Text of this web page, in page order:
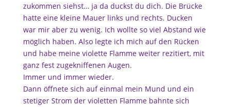
zukommen siehst… ja da duckst du dich. Die Brücke
hatte eine kleine Mauer links und rechts. Ducken
war mir aber zu wenig. Ich wollte so viel Abstand wie
möglich haben. Also legte ich mich auf den Rücken
und habe meine violette Flamme weiter rezitiert, mit
ganz fest zugekniffenen Augen.
Immer und immer wieder.
Dann öffnete sich auf einmal mein Mund und ein
stetiger Strom der violetten Flamme bahnte sich